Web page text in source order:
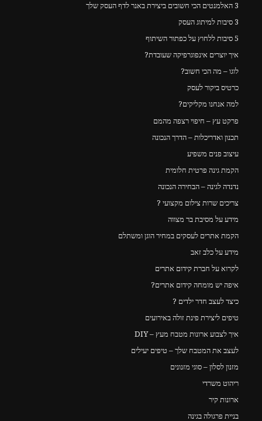
3 האלמנטים הכי חשובים ביצירת באנר לדף העסק שלך
3 סיבות למיתוג העסק
5 סיבות ללחוץ על כפתור השיתוף
איך יוצרים אינפוגרפיקה שעובדת?
לוגו – מה הכי חשוב?
כרטיס ביקור לעסק
למה אנחנו מקליקים?
פרקט עץ – חיפוי רצפה מהמם
תכנון ואדריכלות – הדרך הנכונה
עיצוב פנים משפיע
הקמת גינה פרטית חלומית
נדנדה לגינה – הבחירה הנכונה
צריכים שרות צילום מקצועי ?
מידע על מסיבת בר מצווה
הקמת אתרים לעסקים במחיר הוגן ומשתלם
מידע על כלב זאב
לקרוא על חברת קידום אתרים
איפה יש מומחה קידום אתרים?
כיצד לעצב חדר ילדים ?
טיפים ליצירת פינת זולה באירועים
איך לצבוע ארונות מטבח מעץ – DIY
לעצב את המטבח שלך – טיפים יעילים
מזנון לסלון – סוגי מזנונים
ריהוט משרדי
ארונות קיר
בניית פרגולה בגינה